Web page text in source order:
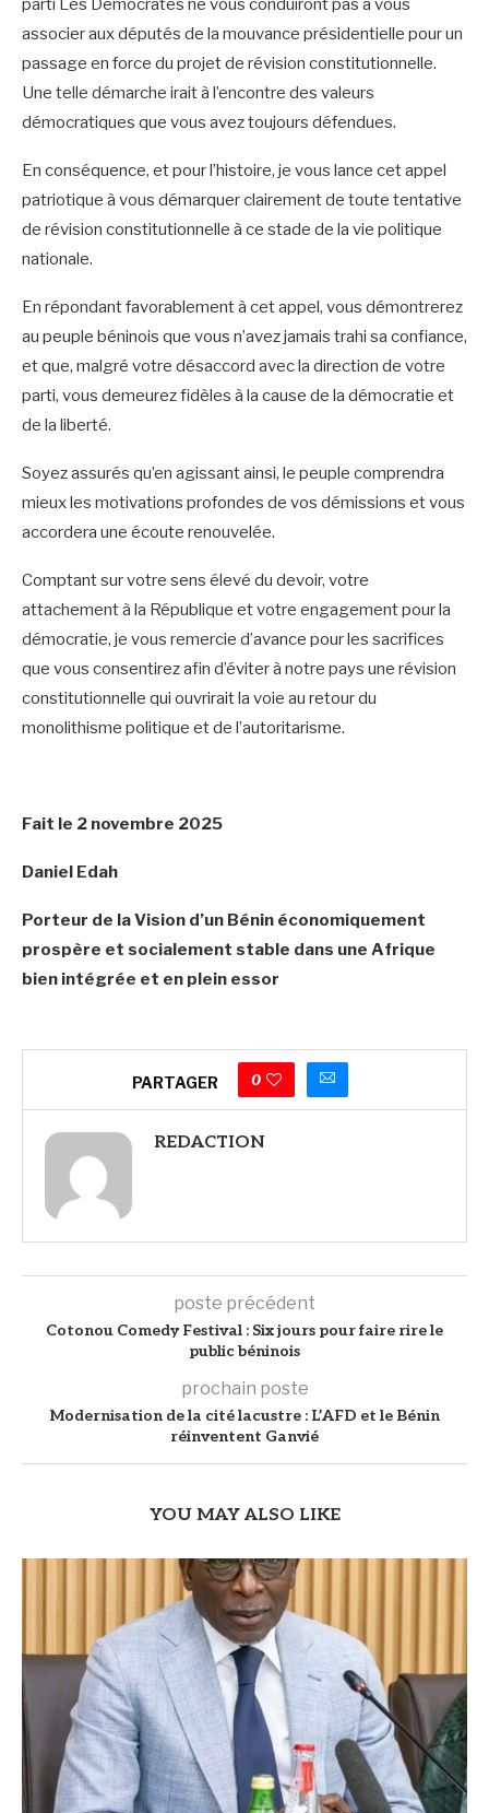
parti Les Démocrates ne vous conduiront pas à vous
associer aux députés de la mouvance présidentielle pour un
passage en force du projet de révision constitutionnelle.
Une telle démarche irait à l’encontre des valeurs
démocratiques que vous avez toujours défendues.
En conséquence, et pour l’histoire, je vous lance cet appel
patriotique à vous démarquer clairement de toute tentative
de révision constitutionnelle à ce stade de la vie politique
nationale.
En répondant favorablement à cet appel, vous démontrerez
au peuple béninois que vous n’avez jamais trahi sa confiance,
et que, malgré votre désaccord avec la direction de votre
parti, vous demeurez fidèles à la cause de la démocratie et
de la liberté.
Soyez assurés qu’en agissant ainsi, le peuple comprendra
mieux les motivations profondes de vos démissions et vous
accordera une écoute renouvelée.
Comptant sur votre sens élevé du devoir, votre
attachement à la République et votre engagement pour la
démocratie, je vous remercie d’avance pour les sacrifices
que vous consentirez afin d’éviter à notre pays une révision
constitutionnelle qui ouvrirait la voie au retour du
monolithisme politique et de l’autoritarisme.
Fait le 2 novembre 2025
Daniel Edah
Porteur de la Vision d’un Bénin économiquement
prospère et socialement stable dans une Afrique
bien intégrée et en plein essor
PARTAGER 0
REDACTION
poste précédent
Cotonou Comedy Festival : Six jours pour faire rire le
public béninois
prochain poste
Modernisation de la cité lacustre : L’AFD et le Bénin
réinventent Ganvié
YOU MAY ALSO LIKE